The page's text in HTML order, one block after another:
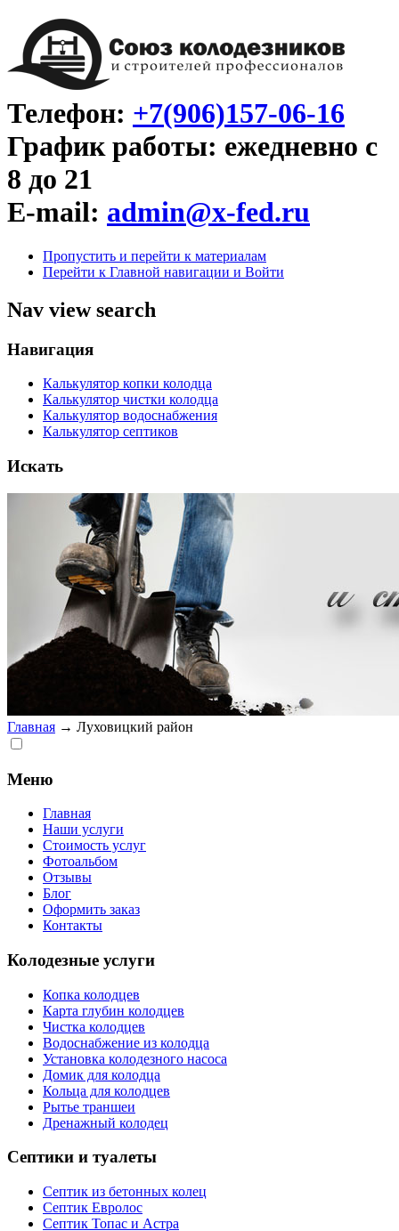
Телефон: +7(906)157-06-16
График работы: ежедневно с
8 до 21
E-mail: admin@x-fed.ru
Пропустить и перейти к материалам
Перейти к Главной навигации и Войти
Nav view search
Навигация
Калькулятор копки колодца
Калькулятор чистки колодца
Калькулятор водоснабжения
Калькулятор септиков
Искать
Главная → Луховицкий район
Меню
Главная
Наши услуги
Стоимость услуг
Фотоальбом
Отзывы
Блог
Оформить заказ
Контакты
Колодезные услуги
Копка колодцев
Карта глубин колодцев
Чистка колодцев
Водоснабжение из колодца
Установка колодезного насоса
Домик для колодца
Кольца для колодцев
Рытье траншеи
Дренажный колодец
Септики и туалеты
Септик из бетонных колец
Септик Евролос
Септик Топас и Астра